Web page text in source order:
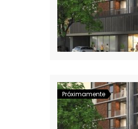
Próximamente